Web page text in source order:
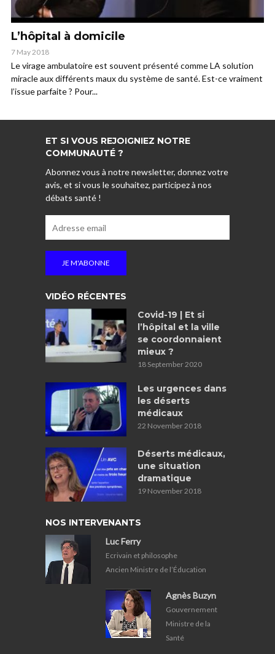
L’hôpital à domicile
7 May 2018
Le virage ambulatoire est souvent présenté comme LA solution
miracle aux différents maux du système de santé. Est-ce vraiment
l’issue parfaite ? Pour...
ET SI VOUS REJOIGNIEZ NOTRE
COMMUNAUTÉ ?
Abonnez vous à notre newsletter, donnez votre
avis, et si vous le souhaitez, participez à nos
débats santé !
VIDÉO RÉCENTES
Covid-19 | Et si
l’hôpital et la ville
se coordonnaient
mieux ?
18 September 2020
Les urgences dans
les déserts
médicaux
22 November 2018
Déserts médicaux,
une situation
dramatique
19 November 2018
NOS INTERVENANTS
Luc Ferry
Ecrivain et philosophe
Ancien Ministre de l’Éducation
Agnès Buzyn
Gouvernement
Ministre de la
Santé